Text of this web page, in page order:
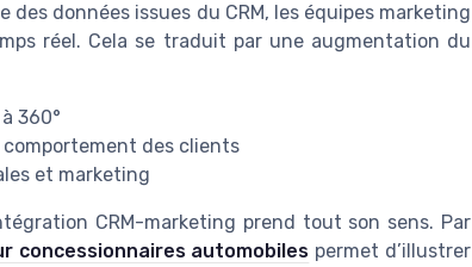
données issues du CRM, les équipes marketing
réel. Cela se traduit par une augmentation du
360°
des clients
et marketing
CRM-marketing prend tout son sens. Par
concessionnaires automobiles permet d’illustrer